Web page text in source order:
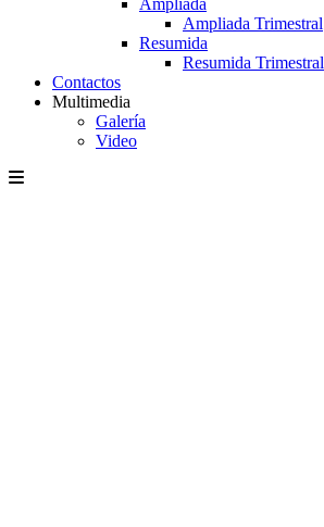
Ampliada
Ampliada Trimestral
Resumida
Resumida Trimestral
Contactos
Multimedia
Galería
Video